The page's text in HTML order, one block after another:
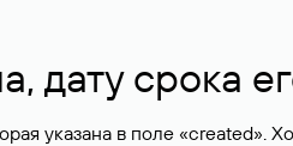
дату срока
указана в поле «created».